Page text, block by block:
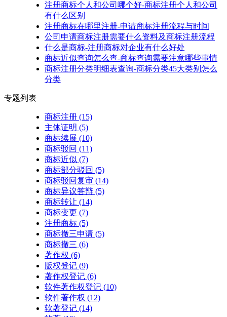
注册商标个人和公司哪个好-商标注册个人和公司
有什么区别
注册商标在哪里注册-申请商标注册流程与时间
公司申请商标注册需要什么资料及商标注册流程
什么是商标-注册商标对企业有什么好处
商标近似查询怎么查-商标查询需要注意哪些事情
商标注册分类明细表查询-商标分类45大类别怎么
分类
专题列表
商标注册 (15)
主体证明 (5)
商标续展 (10)
商标驳回 (11)
商标近似 (7)
商标部分驳回 (5)
商标驳回复审 (14)
商标异议答辩 (5)
商标转让 (14)
商标变更 (7)
注册商标 (5)
商标撤三申请 (5)
商标撤三 (6)
著作权 (6)
版权登记 (9)
著作权登记 (6)
软件著作权登记 (10)
软件著作权 (12)
软著登记 (14)